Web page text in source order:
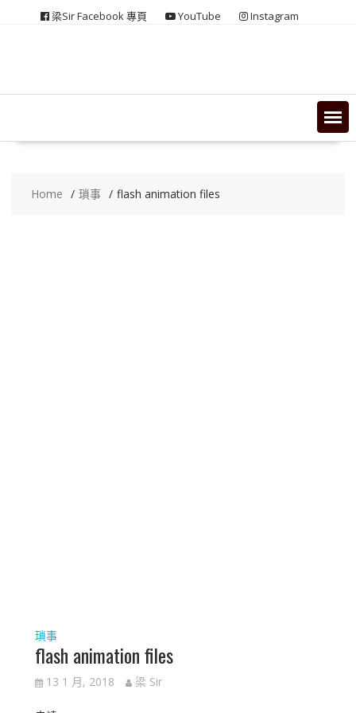
梁Sir Facebook 專頁 YouTube Instagram
Home 瑣事 flash animation files
瑣事
flash animation files
13 1 月, 2018 梁 Sir